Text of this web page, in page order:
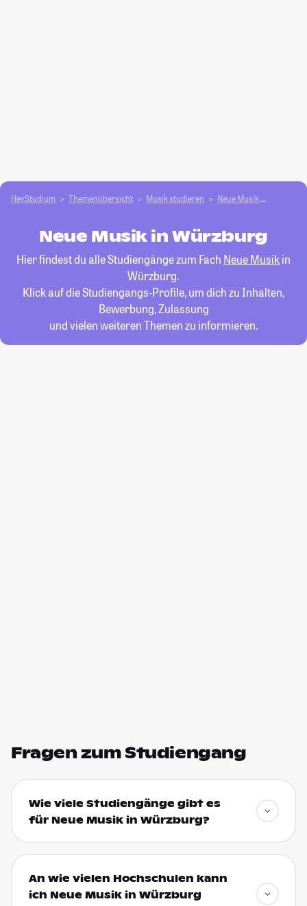
HeyStudium Themenübersicht Musik studieren Neue Musik
Neue Musik in Würzburg
Hier findest du alle Studiengänge zum Fach Neue Musikin
Würzburg.
Klick auf die Studiengangs-Profile, um dich zu Inhalten,
Bewerbung, Zulassung
und vielen weiteren Themen zu informieren.
Fragen zum Studiengang
Wie viele Studiengänge gibt es
für Neue Musik in Würzburg?
An wie vielen Hochschulen kann
ich Neue Musik in Würzburg